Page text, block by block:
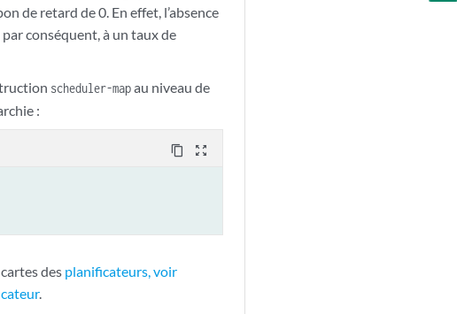
de retard de 0. En effet, l’absence
conséquent, à un taux de
scheduler-mapau niveau de
:
content_copy zoom_out_map
des planificateurs, voir
.